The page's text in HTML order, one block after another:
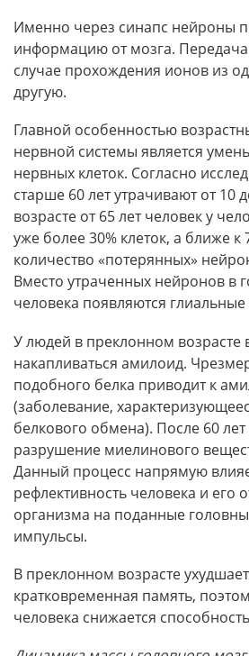
Именно через синапс нейроны
информацию от мозга.
случае прохождения ионов из
другую.
Главной особенностью
нервной системы является
нервных клеток. Согласно
старше 60 лет утрачивают от 10
возрасте от 65 лет человек у
уже более 30% клеток, а ближе к
количество «потерянных»
Вместо утраченных нейронов в
человека появляются
У людей в преклонном возрасте
накапливаться амилоид.
подобного белка приводит к
(заболевание,
белкового обмена). После 60
разрушение миелинового
Данный процесс напрямую
рефлективность человека и его
организма на поданные
импульсы.
В преклонном возрасте
кратковременная память,
человека снижается